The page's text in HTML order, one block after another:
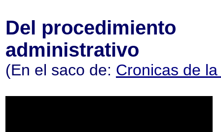
Del procedimiento
administrativo
(En el saco de: Cronicas de la